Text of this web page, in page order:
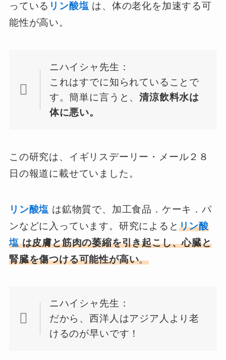
っている リン酸塩 は、体の老化を加速する可
能性が高い。
ニハイシャ先生：
これはすでに知られていることで
す。簡単に言うと、清涼飲料水は
体に悪い。
この研究は、イギリスデーリー・メール２８
日の報道に載せていました。
リン酸塩 は鉱物質で、加工食品．ケーキ．パ
ンなどに入っています。研究によると リン酸
塩 は皮膚と筋肉の萎縮を引き起こし、心臓と
腎臓を傷つける可能性が高い。
ニハイシャ先生：
だから、西洋人はアジア人より老
けるのが早いです！